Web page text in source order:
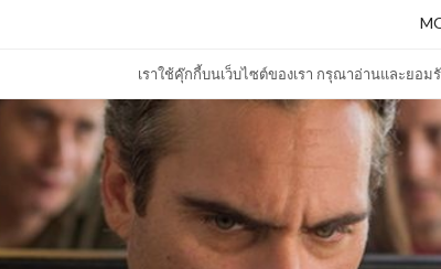
เราใช้คุ๊กกี้บนเว็บไซต์ของเรา กรุณาอ่านและยอม